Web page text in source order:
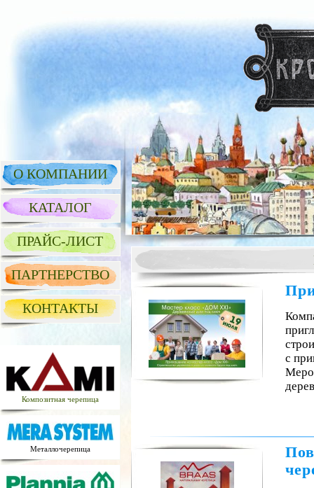
О КОМПАНИИ
КАТАЛОГ
ПРАЙС-ЛИСТ
ПАРТНЕРСТВО
КОНТАКТЫ
Композитная черепица
Металлочерепица
с